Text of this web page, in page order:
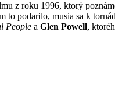
z roku 1996, ktorý
podarilo, musia sa k
People a Glen Powell,